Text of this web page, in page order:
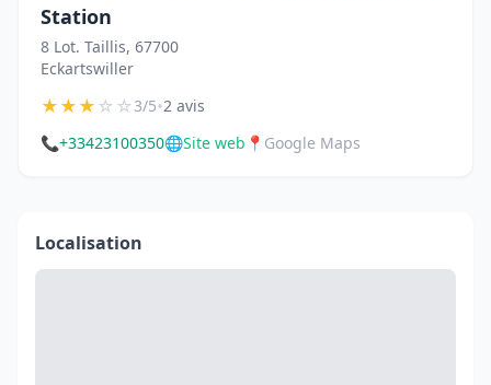
Station
8 Lot. Taillis, 67700
Eckartswiller
★★★☆☆3/5•2 avis
📞+33423100350🌐Site web 📍 Google Maps
Localisation